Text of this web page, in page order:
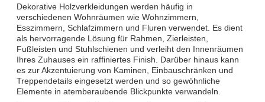
Dekorative Holzverkleidungen werden häufig in
verschiedenen Wohnräumen wie Wohnzimmern,
Esszimmern, Schlafzimmern und Fluren verwendet. Es dient
als hervorragende Lösung für Rahmen, Zierleisten,
Fußleisten und Stuhlschienen und verleiht den Innenräumen
Ihres Zuhauses ein raffiniertes Finish. Darüber hinaus kann
es zur Akzentuierung von Kaminen, Einbauschränken und
Treppendetails eingesetzt werden und so gewöhnliche
Elemente in atemberaubende Blickpunkte verwandeln.